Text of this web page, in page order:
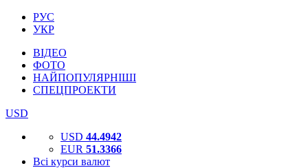
РУС
УКР
ВІДЕО
ФОТО
НАЙПОПУЛЯРНІШІ
СПЕЦПРОЕКТИ
USD
USD 44.4942
EUR 51.3366
Всі курси валют